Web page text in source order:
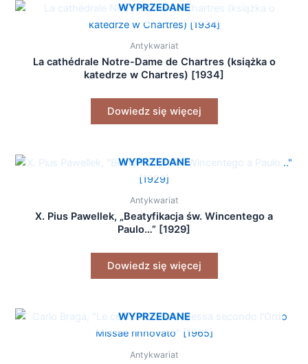
WYPRZEDANE
Antykwariat
La cathédrale Notre-Dame de Chartres (książka o
katedrze w Chartres) [1934]
Dowiedz się więcej
WYPRZEDANE
Antykwariat
X. Pius Pawellek, „Beatyfikacja św. Wincentego a
Paulo…” [1929]
Dowiedz się więcej
WYPRZEDANE
Antykwariat